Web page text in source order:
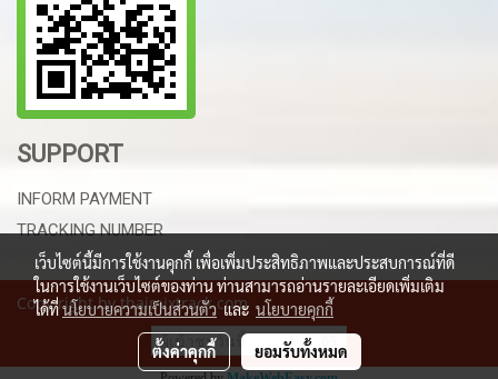
SUPPORT
INFORM PAYMENT
TRACKING NUMBER
Copy right by thaimixtrack.com
ผู้เข้าชมวันนี้
เว็บไซต์นี้มีการใช้งานคุกกี้ เพื่อเพิ่มประสิทธิภาพและประสบการณ์ที่ดี
ในการใช้งานเว็บไซต์ของท่าน ท่านสามารถอ่านรายละเอียดเพิ่มเติม
ได้ที่นโยบายความเป็นส่วนตัวและ นโยบายคุกกี้
ตั้งค่าคุกกี้ ยอมรับทั้งหมด